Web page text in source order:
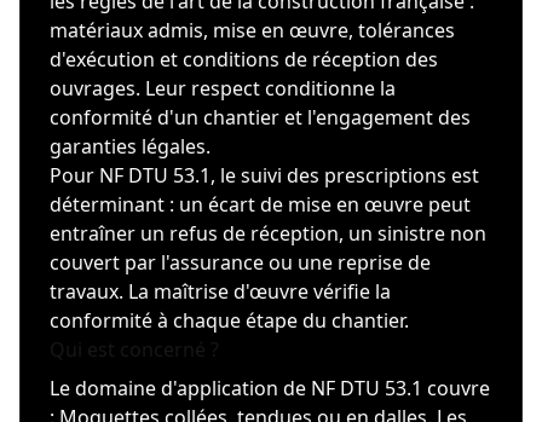
matériaux admis, mise en œuvre, tolérances
d'exécution et conditions de réception des
ouvrages. Leur respect conditionne la
conformité d'un chantier et l'engagement des
garanties légales.
Pour NF DTU 53.1, le suivi des prescriptions est
déterminant : un écart de mise en œuvre peut
entraîner un refus de réception, un sinistre non
couvert par l'assurance ou une reprise de
travaux. La maîtrise d'œuvre vérifie la
conformité à chaque étape du chantier.
Le domaine d'application de NF DTU 53.1 couvre